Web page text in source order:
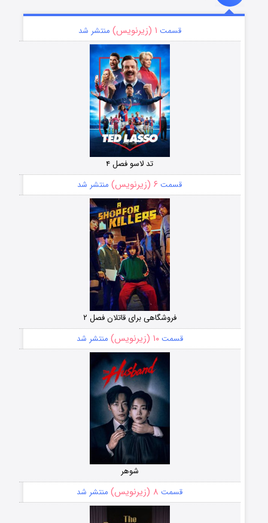
قسمت ۱ (زیرنویس) منتشر شد
تد لاسو فصل ۴
قسمت ۶ (زیرنویس) منتشر شد
فروشگاهی برای قاتلان فصل ۲
قسمت۱۰ (زیرنویس) منتشر شد
شوهر
قسمت ۸ (زیرنویس) منتشر شد